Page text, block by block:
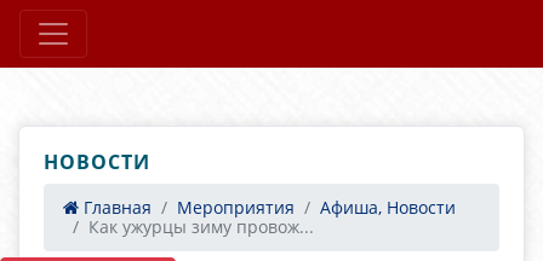
НОВОСТИ
Главная Мероприятия
Афиша, Новости
Как ужурцы зиму провож...